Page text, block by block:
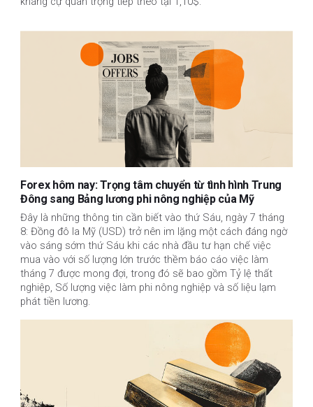
Forex hôm nay: Trọng tâm chuyển từ tình hình Trung
Đông sang Bảng lương phi nông nghiệp của Mỹ
Đây là những thông tin cần biết vào thứ Sáu, ngày 7 tháng
8: Đồng đô la Mỹ (USD) trở nên im lặng một cách đáng ngờ
vào sáng sớm thứ Sáu khi các nhà đầu tư hạn chế việc
mua vào với số lượng lớn trước thềm báo cáo việc làm
tháng 7 được mong đợi, trong đó sẽ bao gồm Tỷ lệ thất
nghiệp, Số lượng việc làm phi nông nghiệp và số liệu lạm
phát tiền lương.